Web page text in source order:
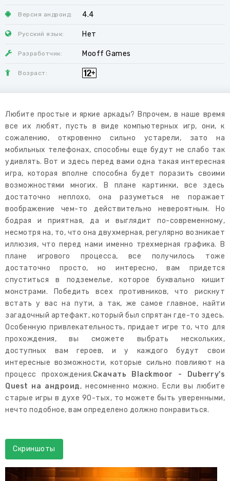
Версия андроид: 4.4
Русский язык: Нет
Разработчик: Mooff Games
Возраст:
Любите простые и яркие аркады? Впрочем, в наше время
все их любят, пусть в виде компьютерных игр, они, к
сожалению, откровенно сильно устарели, зато на
мобильных телефонах, способны еще будут не слабо так
удивлять. Вот и здесь перед вами одна такая интересная
игра, которая вполне способна будет поразить своими
возможностями многих. В плане картинки, все здесь
достаточно неплохо, она разуметься не поражает
воображение чем-то действительно невероятным. Но
бодрая и приятная, да и выглядит по-современному,
несмотря на, то, что она двухмерная, регулярно возникает
иллюзия, что перед нами именно трехмерная графика. В
плане игрового процесса, все получилось тоже
достаточно просто, но интересно, вам придется
спуститься в подземелье, которое буквально кишит
монстрами. Победить всех противников, что рискнут
встать у вас на пути, а так, же самое главное, найти
загадочный артефакт, который был спрятан где-то здесь.
Особенную привлекательность, придает игре то, что для
прохождения, вы сможете выбрать нескольких,
доступных вам героев, и у каждого будут свои
интересные возможности, которые сильно повлияют на
процесс прохождения.Скачать Blackmoor - Duberry's
Quest на андроид, несомненно можно. Если вы любите
старые игры в духе 90-тых, то можете быть уверенными,
нечто подобное, вам определено должно понравиться.
Скриншоты